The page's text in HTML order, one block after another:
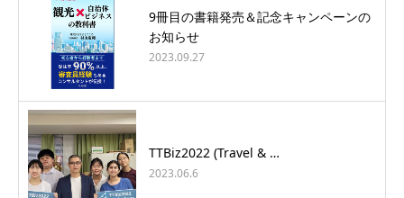
9冊目の書籍発売＆記念キャンペーンの
お知らせ
2023.09.27
TTBiz2022 (Travel & …
2023.06.6